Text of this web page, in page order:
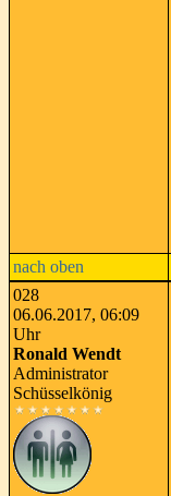
nach oben
028
06.06.2017, 06:09
Uhr
Ronald Wendt
Administrator
Schüsselkönig